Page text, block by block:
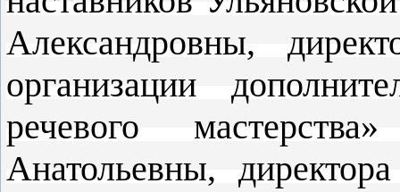
Александровны,
организации
речевого
Анатольевны,